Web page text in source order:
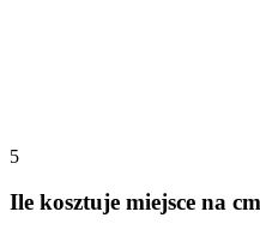
5
Ile kosztuje miejsce na